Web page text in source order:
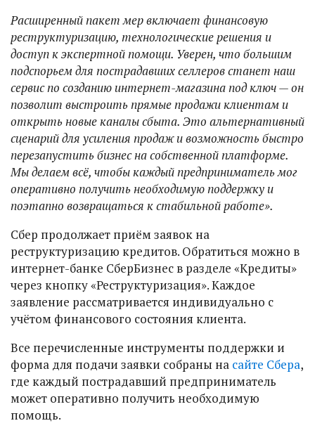
Расширенный пакет мер включает финансовую
реструктуризацию, технологические решения и
доступ к экспертной помощи. Уверен, что большим
подспорьем для пострадавших селлеров станет наш
сервис по созданию интернет-магазина под ключ — он
позволит выстроить прямые продажи клиентам и
открыть новые каналы сбыта. Это альтернативный
сценарий для усиления продаж и возможность быстро
перезапустить бизнес на собственной платформе.
Мы делаем всё, чтобы каждый предприниматель мог
оперативно получить необходимую поддержку и
поэтапно возвращаться к стабильной работе».
Сбер продолжает приём заявок на
реструктуризацию кредитов. Обратиться можно в
интернет-банке СберБизнес в разделе «Кредиты»
через кнопку «Реструктуризация». Каждое
заявление рассматривается индивидуально с
учётом финансового состояния клиента.
Все перечисленные инструменты поддержки и
форма для подачи заявки собраны на сайте Сбера,
где каждый пострадавший предприниматель
может оперативно получить необходимую
помощь.